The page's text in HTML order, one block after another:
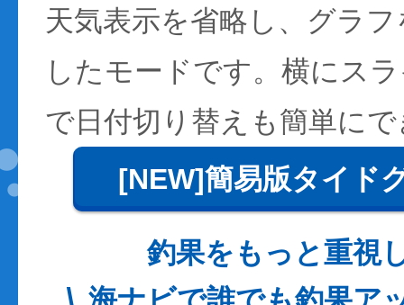
天気表示を省略し、グラ
したモードです。横にス
で日付切り替えも簡単に
[NEW]簡易版タイド
釣果をもっと重視